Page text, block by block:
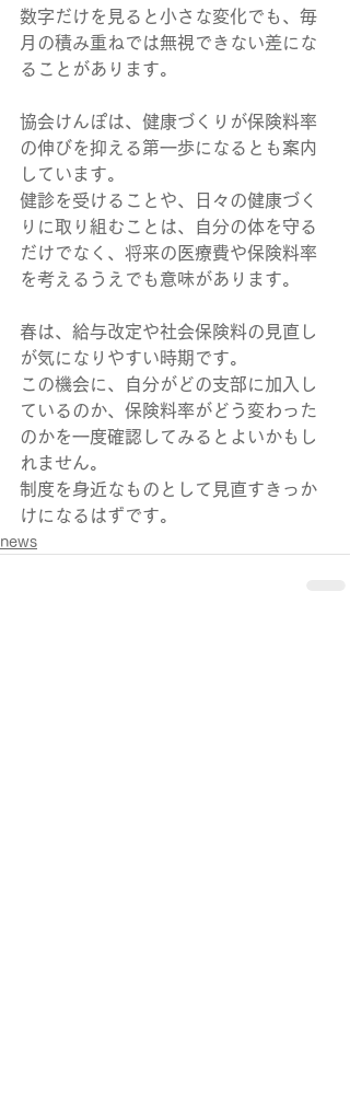
数字だけを見ると小さな変化でも、毎
月の積み重ねでは無視できない差にな
ることがあります。
協会けんぽは、健康づくりが保険料率
の伸びを抑える第一歩になるとも案内
しています。
健診を受けることや、日々の健康づく
りに取り組むことは、自分の体を守る
だけでなく、将来の医療費や保険料率
を考えるうえでも意味があります。
春は、給与改定や社会保険料の見直し
が気になりやすい時期です。
この機会に、自分がどの支部に加入し
ているのか、保険料率がどう変わった
のかを一度確認してみるとよいかもし
れません。
制度を身近なものとして見直すきっか
けになるはずです。
news